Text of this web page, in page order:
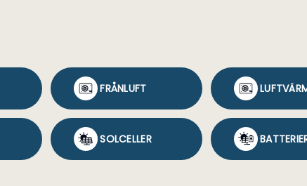
FRÅNLUFT
SOLCELLER